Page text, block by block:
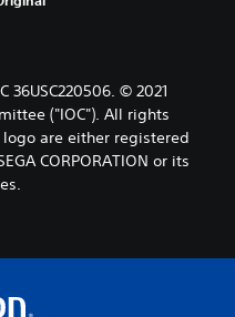
36USC220506. © 2021
("IOC"). All rights
logo are either registered
CORPORATION or its